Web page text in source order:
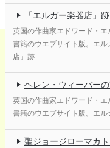
「エルガー楽器店」
英国の作曲家エドワード・
書籍のウエブサイト版。エ
店」跡
ヘレン・ウィーバー
英国の作曲家エドワード・
書籍のウエブサイト版。エ
聖ジョージローマカ